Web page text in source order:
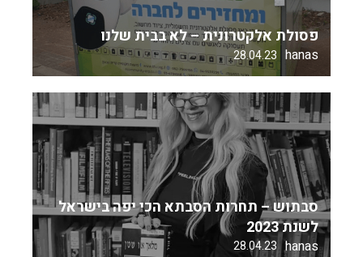
פסולת אלקטרונית – לא בבית שלנו
hanas
28.04.23
סבתוש – תחרות הסבתא הכי יפה בישראל
לשנת 2023
hanas
28.04.23